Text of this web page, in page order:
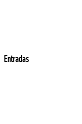
Entradas